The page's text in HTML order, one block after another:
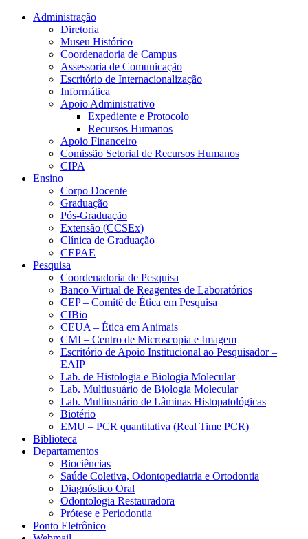
Conteúdo principal Menu principal
Administração
Diretoria
Museu Histórico
Coordenadoria de Campus
Assessoria de Comunicação
Escritório de Internacionalização
Informática
Apoio Administrativo
Expediente e Protocolo
Recursos Humanos
Apoio Financeiro
Comissão Setorial de Recursos Humanos
CIPA
Ensino
Corpo Docente
Graduação
Pós-Graduação
Extensão (CCSEx)
Clínica de Graduação
CEPAE
Pesquisa
Coordenadoria de Pesquisa
Banco Virtual de Reagentes de Laboratórios
CEP – Comitê de Ética em Pesquisa
CIBio
CEUA – Ética em Animais
CMI – Centro de Microscopia e Imagem
Escritório de Apoio Institucional ao Pesquisador –
EAIP
Lab. de Histologia e Biologia Molecular
Lab. Multiusuário de Biologia Molecular
Lab. Multiusuário de Lâminas Histopatológicas
Biotério
EMU – PCR quantitativa (Real Time PCR)
Biblioteca
Departamentos
Biociências
Saúde Coletiva, Odontopediatria e Ortodontia
Diagnóstico Oral
Odontologia Restauradora
Prótese e Periodontia
Ponto Eletrônico